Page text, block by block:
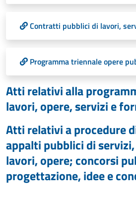
Contratti pubblici di lavori,
Programma triennale opere
Atti relativi alla
lavori, opere, servizi e
Atti relativi a procedure
appalti pubblici di
lavori, opere; concorsi
progettazione, idee e